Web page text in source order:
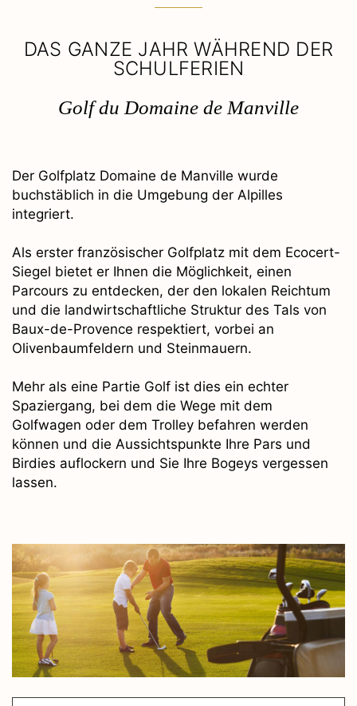
DAS GANZE JAHR WÄHREND DER
SCHULFERIEN
Golf du Domaine de Manville
Der Golfplatz Domaine de Manville wurde
buchstäblich in die Umgebung der Alpilles
integriert.
Als erster französischer Golfplatz mit dem Ecocert-
Siegel bietet er Ihnen die Möglichkeit, einen
Parcours zu entdecken, der den lokalen Reichtum
und die landwirtschaftliche Struktur des Tals von
Baux-de-Provence respektiert, vorbei an
Olivenbaumfeldern und Steinmauern.
Mehr als eine Partie Golf ist dies ein echter
Spaziergang, bei dem die Wege mit dem
Golfwagen oder dem Trolley befahren werden
können und die Aussichtspunkte Ihre Pars und
Birdies auflockern und Sie Ihre Bogeys vergessen
lassen.